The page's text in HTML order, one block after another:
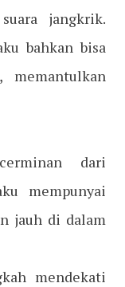
jangkrik.
bahkan bisa
memantulkan
dari
mempunyai
jauh di dalam
mendekati